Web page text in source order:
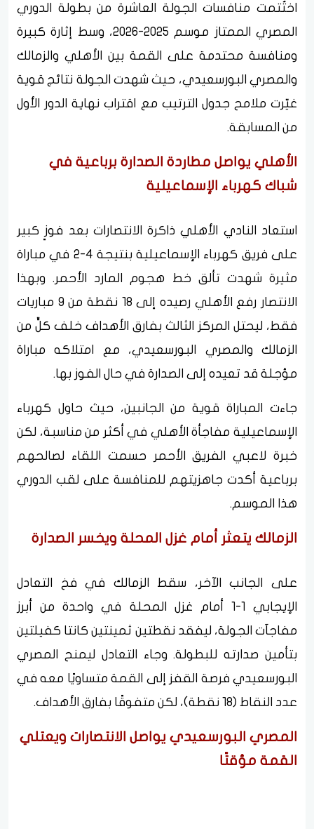
اختُتمت منافسات الجولة العاشرة من بطولة الدوري
المصري الممتاز موسم 2025-2026، وسط إثارة كبيرة
ومنافسة محتدمة على القمة بين الأهلي والزمالك
والمصري البورسعيدي، حيث شهدت الجولة نتائج قوية
غيّرت ملامح جدول الترتيب مع اقتراب نهاية الدور الأول
من المسابقة.
الأهلي يواصل مطاردة الصدارة برباعية في
شباك كهرباء الإسماعيلية
استعاد النادي الأهلي ذاكرة الانتصارات بعد فوزٍ كبير
على فريق كهرباء الإسماعيلية بنتيجة 4-2 في مباراة
مثيرة شهدت تألق خط هجوم المارد الأحمر. وبهذا
الانتصار رفع الأهلي رصيده إلى 18 نقطة من 9 مباريات
فقط، ليحتل المركز الثالث بفارق الأهداف خلف كلٍّ من
الزمالك والمصري البورسعيدي، مع امتلاكه مباراة
مؤجلة قد تعيده إلى الصدارة في حال الفوز بها.
جاءت المباراة قوية من الجانبين، حيث حاول كهرباء
الإسماعيلية مفاجأة الأهلي في أكثر من مناسبة، لكن
خبرة لاعبي الفريق الأحمر حسمت اللقاء لصالحهم
برباعية أكدت جاهزيتهم للمنافسة على لقب الدوري
هذا الموسم.
الزمالك يتعثر أمام غزل المحلة ويخسر الصدارة
على الجانب الآخر، سقط الزمالك في فخ التعادل
الإيجابي 1-1 أمام غزل المحلة في واحدة من أبرز
مفاجآت الجولة، ليفقد نقطتين ثمينتين كانتا كفيلتين
بتأمين صدارته للبطولة. وجاء التعادل ليمنح المصري
البورسعيدي فرصة القفز إلى القمة متساويًا معه في
عدد النقاط (18 نقطة)، لكن متفوقًا بفارق الأهداف.
المصري البورسعيدي يواصل الانتصارات ويعتلي
القمة مؤقتًا